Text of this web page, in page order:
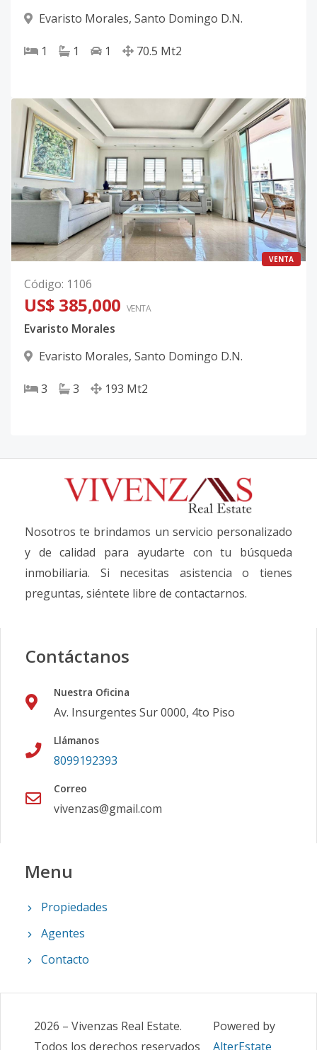
Evaristo Morales, Santo Domingo D.N.
1 1 1 70.5 Mt2
VENTA
Código: 1106
US$ 385,000 VENTA
Evaristo Morales
Evaristo Morales, Santo Domingo D.N.
3 3 193 Mt2
Nosotros te brindamos un servicio personalizado
y de calidad para ayudarte con tu búsqueda
inmobiliaria. Si necesitas asistencia o tienes
preguntas, siéntete libre de contactarnos.
Contáctanos
Nuestra Oficina
Av. Insurgentes Sur 0000, 4to Piso
Llámanos
8099192393
Correo
vivenzas@gmail.com
Menu
Propiedades
Agentes
Contacto
2026 – Vivenzas Real Estate.
Todos los derechos reservados
Powered by
AlterEstate